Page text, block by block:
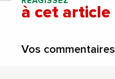
à cet article
Vos commentaires